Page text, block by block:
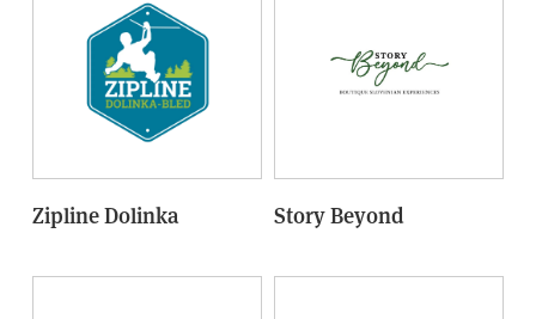
Zipline Dolinka Story Beyond